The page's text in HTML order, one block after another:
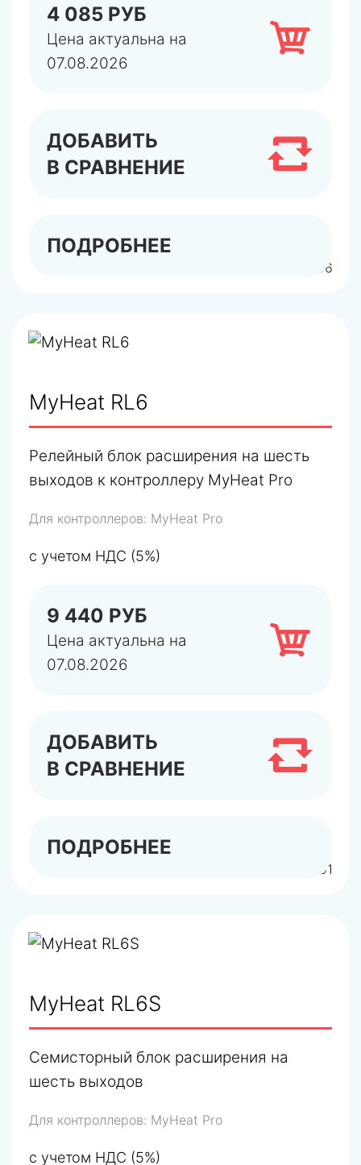
арт.6296
4 085 РУБ
Цена актуальна на
07.08.2026
ДОБАВИТЬ
В СРАВНЕНИЕ
ПОДРОБНЕЕ
арт.6291
MyHeat RL6
Релейный блок расширения на шесть
выходов к контроллеру MyHeat Pro
Для контроллеров: MyHeat Pro
с учетом НДС (5%)
9 440 РУБ
Цена актуальна на
07.08.2026
ДОБАВИТЬ
В СРАВНЕНИЕ
ПОДРОБНЕЕ
MyHeat RL6S
Семисторный блок расширения на
шесть выходов
Для контроллеров: MyHeat Pro
с учетом НДС (5%)